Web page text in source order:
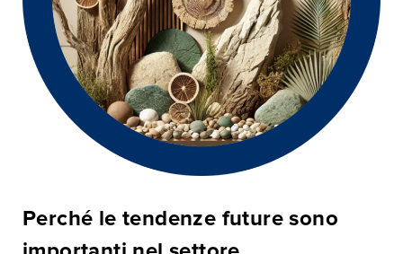
Perché le tendenze future sono